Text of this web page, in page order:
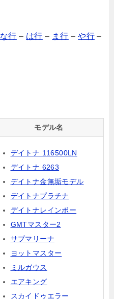
な行 – は行 – ま行 –や行–
モデル名
デイトナ 116500LN
デイトナ 6263
デイトナ金無垢モデル
デイトナプラチナ
デイトナレインボー
GMTマスター2
サブマリーナ
ヨットマスター
ミルガウス
エアキング
スカイドゥエラー